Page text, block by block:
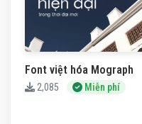
Font việt hóa Mograph
2,085 Miễn phí